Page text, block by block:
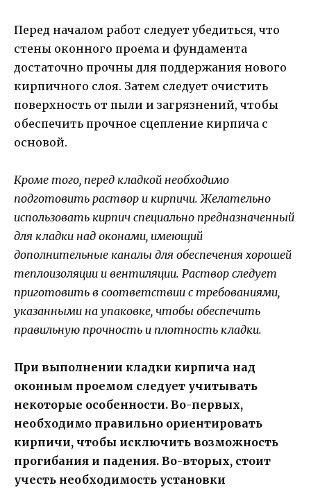
Перед началом работ следует убедиться, что
стены оконного проема и фундамента
достаточно прочны для поддержания нового
кирпичного слоя. Затем следует очистить
поверхность от пыли и загрязнений, чтобы
обеспечить прочное сцепление кирпича с
основой.
Кроме того, перед кладкой необходимо
подготовить раствор и кирпичи. Желательно
использовать кирпич специально предназначенный
для кладки над оконами, имеющий
дополнительные каналы для обеспечения хорошей
теплоизоляции и вентиляции. Раствор следует
приготовить в соответствии с требованиями,
указанными на упаковке, чтобы обеспечить
правильную прочность и плотность кладки.
При выполнении кладки кирпича над
оконным проемом следует учитывать
некоторые особенности. Во-первых,
необходимо правильно ориентировать
кирпичи, чтобы исключить возможность
прогибания и падения. Во-вторых, стоит
учесть необходимость установки